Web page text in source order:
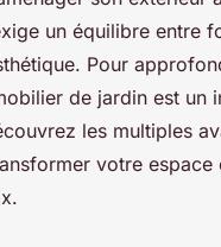
un équilibre entre
Pour
de jardin est un
les multiples
votre espace